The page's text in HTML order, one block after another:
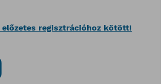
regisztrációhoz kötött!